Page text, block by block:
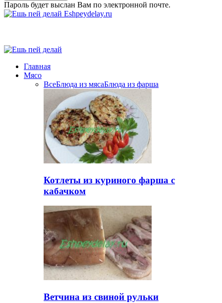
Пароль будет выслан Вам по электронной почте.
Eshpeydelay.ru
Главная
Мясо
ВсеБлюда из мясаБлюда из фарша
Котлеты из куриного фарша с
кабачком
Ветчина из свиной рульки